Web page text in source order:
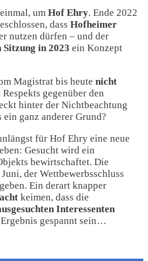
um Hof Ehry. Ende 2022
dass Hofheimer
nutzen dürfen – und der
in 2023 ein Konzept
Magistrat bis heute nicht
Respekts gegenüber den
hinter der Nichtbeachtung
ein ganz anderer Grund?
für Hof Ehry eine neue
Gesucht wird ein
bewirtschaftet. Die
der Wettbewerbsschluss
Ein derart knapper
keimen, dass die
Interessenten
gespannt sein…